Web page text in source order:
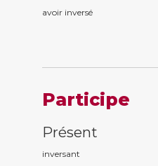
avoir inversé
Participe
Présent
inversant